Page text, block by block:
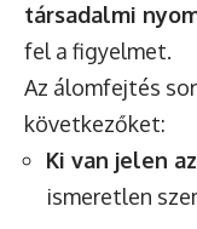
társadalmi
fel a figyelmet.
Az álomfejtés
következőket:
Ki van jelen
ismeretlen